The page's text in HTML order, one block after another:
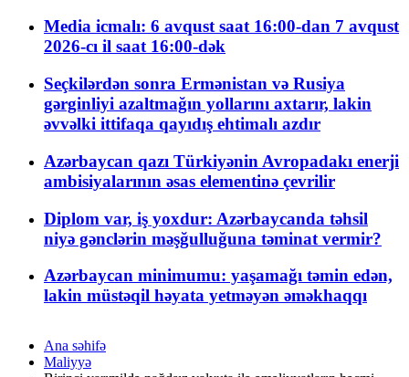
Media icmalı: 6 avqust saat 16:00-dan 7 avqust
2026-cı il saat 16:00-dək
Seçkilərdən sonra Ermənistan və Rusiya
gərginliyi azaltmağın yollarını axtarır, lakin
əvvəlki ittifaqa qayıdış ehtimalı azdır
Azərbaycan qazı Türkiyənin Avropadakı enerji
ambisiyalarının əsas elementinə çevrilir
Diplom var, iş yoxdur: Azərbaycanda təhsil
niyə gənclərin məşğulluğuna təminat vermir?
Azərbaycan minimumu: yaşamağı təmin edən,
lakin müstəqil həyata yetməyən əməkhaqqı
Ana səhifə
Maliyyə